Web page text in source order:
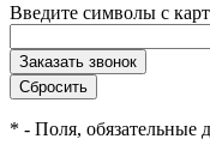
Введите символы с
* - Поля, обязательные